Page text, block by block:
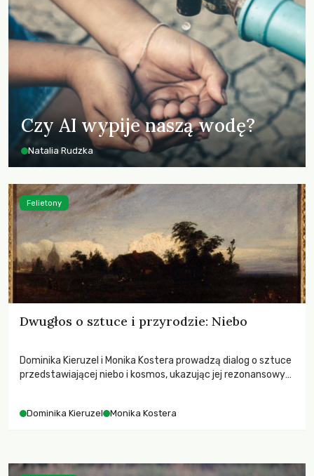
Czy AI wypije naszą wodę?
Natalia Rudzka
Dwugłos o sztuce i przyrodzie: Niebo
Dominika Kieruzel i Monika Kostera prowadzą dialog o sztuce
przedstawiającej niebo i kosmos, ukazując jej rezonansowy
Dominika Kieruzel Monika Kostera
Felietony